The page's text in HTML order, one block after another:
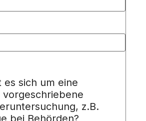
es sich um eine
vorgeschriebene
z.B.
bei Behörden?